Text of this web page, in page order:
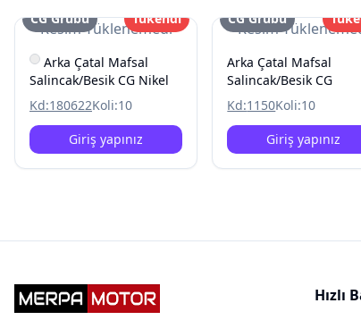
Resim Yüklenemedi
CG Grubu Tükendi
Arka Çatal Mafsal
Salincak/Besik CG Nikel
Kd:180622Koli:10
Giriş yapınız
Resim
CG Grubu
Arka Çatal Mafsal
Salincak/Besik CG
Kd:1150Koli:10
Giriş yapınız
Hızlı